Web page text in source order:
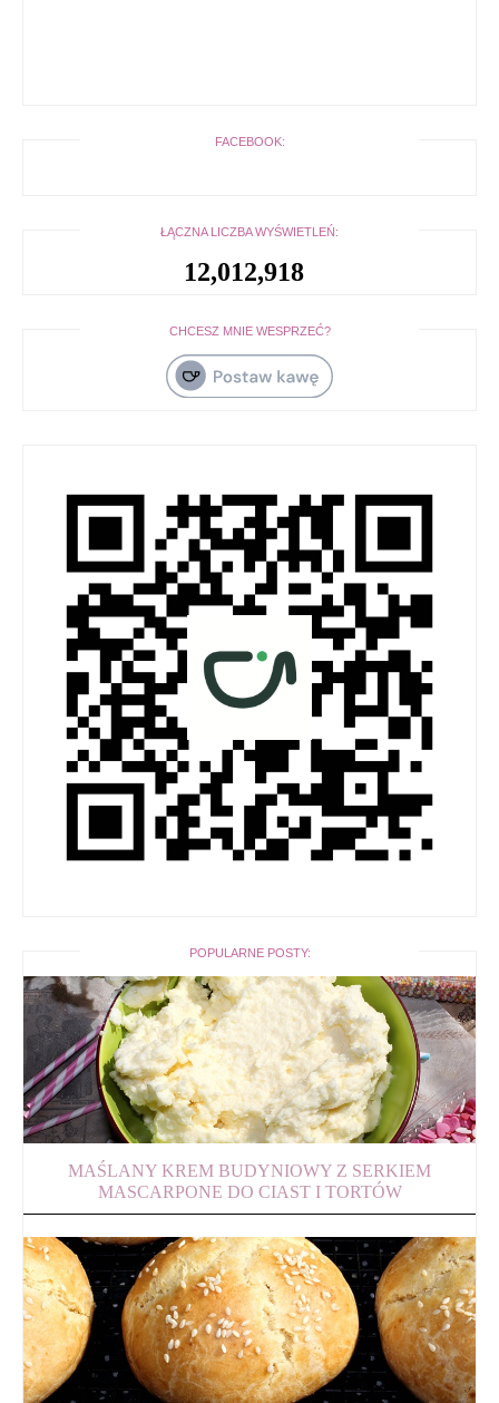
FACEBOOK:
ŁĄCZNA LICZBA WYŚWIETLEŃ:
12,012,918
CHCESZ MNIE WESPRZEĆ?
POPULARNE POSTY:
MAŚLANY KREM BUDYNIOWY Z SERKIEM
MASCARPONE DO CIAST I TORTÓW